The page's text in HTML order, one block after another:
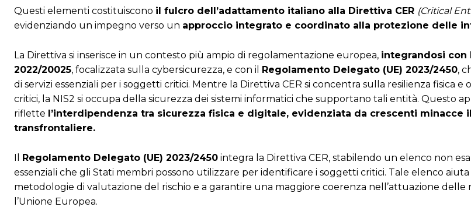
Questi elementi costituiscono il fulcro dell’adattamento italiano alla Direttiva CER (Critical
evidenziando un impegno verso un approccio integrato e coordinato alla protezione delle
La Direttiva si inserisce in un contesto più ampio di regolamentazione europea, integrandosi con
2022/20025, focalizzata sulla cybersicurezza, e con il Regolamento Delegato (UE) 2023/2450,
di servizi essenziali per i soggetti critici. Mentre la Direttiva CER si concentra sulla resilienza fisica e
critici, la NIS2 si occupa della sicurezza dei sistemi informatici che supportano tali entità. Questo
riflette l’interdipendenza tra sicurezza fisica e digitale, evidenziata da crescenti minacce
transfrontaliere.
Il Regolamento Delegato (UE) 2023/2450 integra la Direttiva CER, stabilendo un elenco non
essenziali che gli Stati membri possono utilizzare per identificare i soggetti critici. Tale elenco
metodologie di valutazione del rischio e a garantire una maggiore coerenza nell’attuazione
l’Unione Europea.